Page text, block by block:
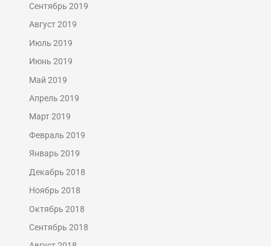
Сентябрь 2019
Август 2019
Июль 2019
Июнь 2019
Май 2019
Апрель 2019
Март 2019
Февраль 2019
Январь 2019
Декабрь 2018
Ноябрь 2018
Октябрь 2018
Сентябрь 2018